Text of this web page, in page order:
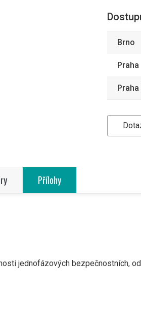
Brno
Praha
Praha
Přílohy
jednofázových bezpečnostních,